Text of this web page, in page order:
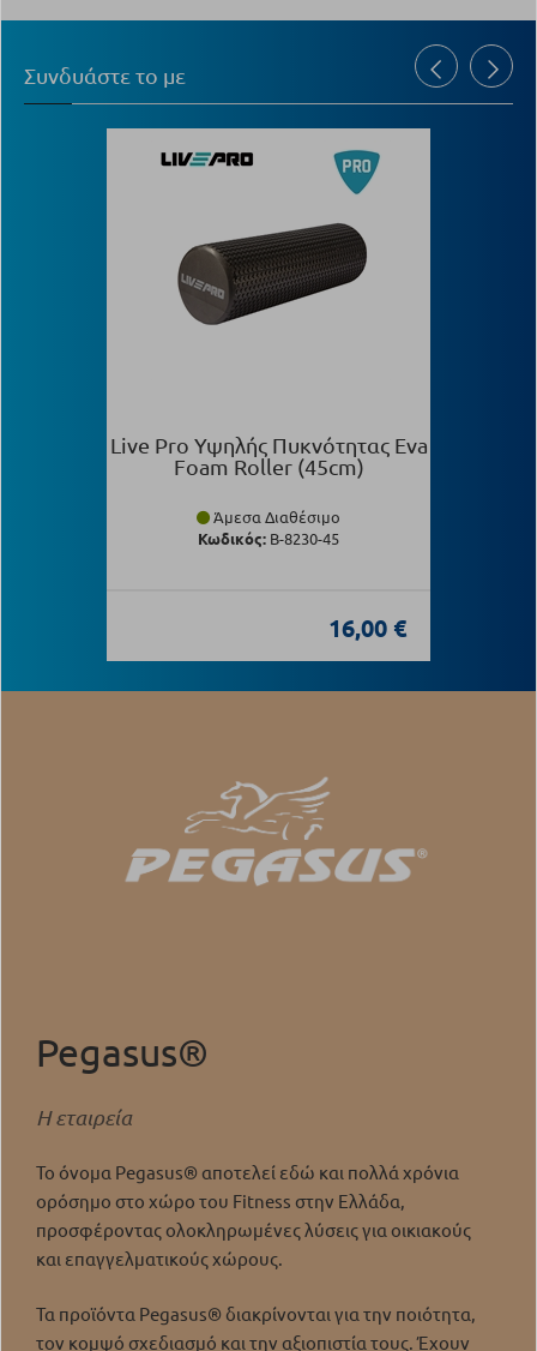
Συνδυάστε το με
Live Pro Υψηλής Πυκνότητας Eva
Foam Roller (45cm)
Άμεσα Διαθέσιμο
Κωδικός: Β-8230-45
16,00 €
Pegasus®
Η εταιρεία
Το όνομα Pegasus® αποτελεί εδώ και πολλά χρόνια
ορόσημο στο χώρο του Fitness στην Ελλάδα,
προσφέροντας ολοκληρωμένες λύσεις για οικιακούς
και επαγγελματικούς χώρους.
Τα προϊόντα Pegasus® διακρίνονται για την ποιότητα,
τον κομψό σχεδιασμό και την αξιοπιστία τους. Έχουν